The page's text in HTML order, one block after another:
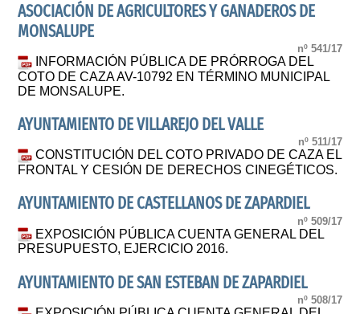
ASOCIACIÓN DE AGRICULTORES Y GANADEROS DE
MONSALUPE
nº 541/17
INFORMACIÓN PÚBLICA DE PRÓRROGA DEL
COTO DE CAZA AV-10792 EN TÉRMINO MUNICIPAL
DE MONSALUPE.
AYUNTAMIENTO DE VILLAREJO DEL VALLE
nº 511/17
CONSTITUCIÓN DEL COTO PRIVADO DE CAZA EL
FRONTAL Y CESIÓN DE DERECHOS CINEGÉTICOS.
AYUNTAMIENTO DE CASTELLANOS DE ZAPARDIEL
nº 509/17
EXPOSICIÓN PÚBLICA CUENTA GENERAL DEL
PRESUPUESTO, EJERCICIO 2016.
AYUNTAMIENTO DE SAN ESTEBAN DE ZAPARDIEL
nº 508/17